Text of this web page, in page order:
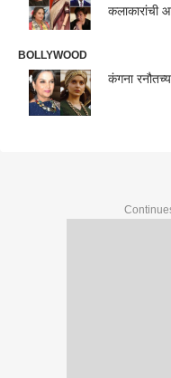
कलाकारांची
BOLLYWOOD
कंगना